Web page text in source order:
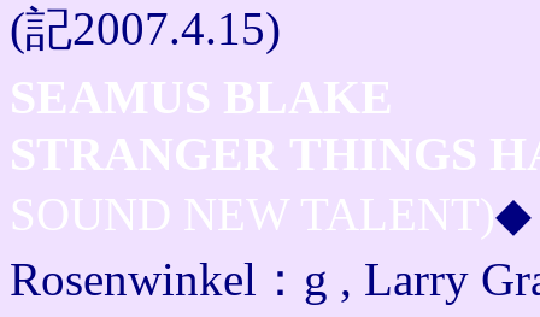
(記2007.4.15)
SEAMUS BLAKE
STRANGER THINGS
SOUND NEW TALENT)◆
Rosenwinkel：g , Larry